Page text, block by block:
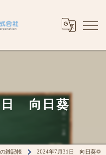
日 向日葵
雑記帳 2024年7月31日 向日葵🌻